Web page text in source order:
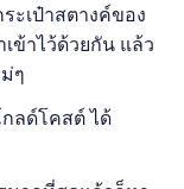
ะเป๋าสตางค์ของ
ข้าไว้ด้วยกัน แล้ว
ๆ
ลด์โคสต์ ได้